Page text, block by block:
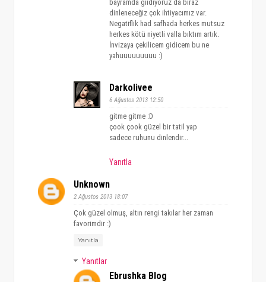
bayramda giidiyoruz da biraz
dinleneceğiz çok ihtiyacımız var.
Negatiflik had safhada herkes mutsuz
herkes kötü niyetli valla bıktım artık.
İnvizaya çekilicem gidicem bu ne
yahuuuuuuuuu :)
Darkolivee
6 Ağustos 2013 12:50
gitme gitme :D
çook çook güzel bir tatil yap
sadece ruhunu dinlendir...
Yanıtla
Unknown
2 Ağustos 2013 18:07
Çok güzel olmuş, altın rengi takılar her zaman
favorimdir :)
Yanıtla
Yanıtlar
Ebrushka Blog